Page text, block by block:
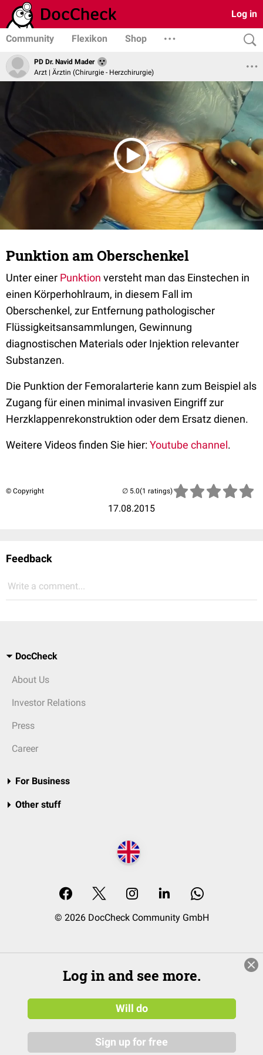
Log in
Community Flexikon Shop
PD Dr. Navid Mader
Arzt | Ärztin (Chirurgie - Herzchirurgie)
Punktion am Oberschenkel
Unter einer Punktion versteht man das Einstechen in
einen Körperhohlraum, in diesem Fall im
Oberschenkel, zur Entfernung pathologischer
Flüssigkeitsansammlungen, Gewinnung
diagnostischen Materials oder Injektion relevanter
Substanzen.
Die Punktion der Femoralarterie kann zum Beispiel als
Zugang für einen minimal invasiven Eingriff zur
Herzklappenrekonstruktion oder dem Ersatz dienen.
Weitere Videos finden Sie hier:Youtube channel.
© Copyright
17.08.2015
(1 ratings)
Feedback
Write a comment...
DocCheck
About Us
Investor Relations
Press
Career
For Business
Other stuff
© 2026 DocCheck Community GmbH
Log in and see more.
Will do
Sign up for free